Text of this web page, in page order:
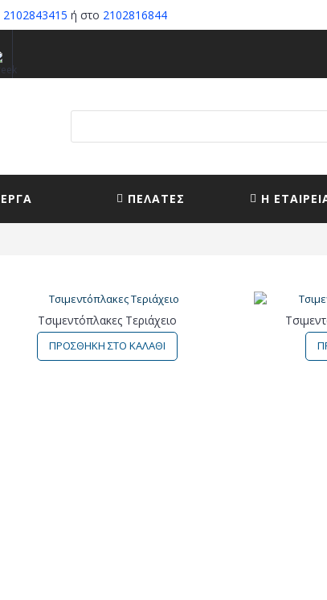
2102843415 ή στο 2102816844
ΕΡΓΑ ΠΕΛΑΤΕΣ Η
Τσιμεντόπλακες Τεριάχειο
ΠΡΟΣΘΗΚΗ ΣΤΟ ΚΑΛΑΘΙ